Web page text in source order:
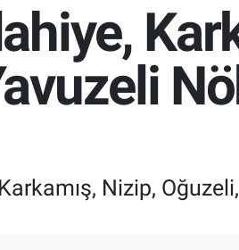
6660.55
0.03
BİST100
13.779 -14
BITCOIN
64.944,08 -0.18
Nizip,